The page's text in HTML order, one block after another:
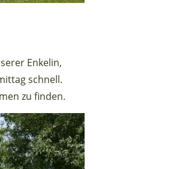
Enkelin,
schnell.
zu finden.